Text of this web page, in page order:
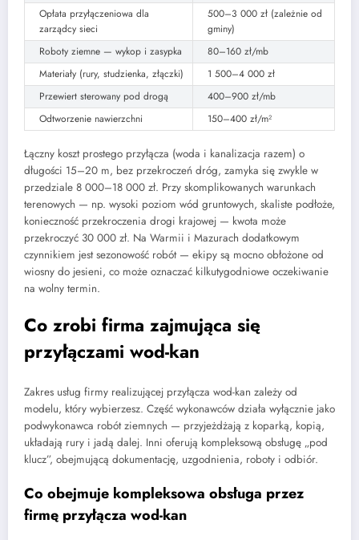
Opłata przyłączeniowa dla
zarządcy sieci
500–3 000 zł (zależnie od
gminy)
Roboty ziemne — wykop i zasypka
80–160 zł/mb
Materiały (rury, studzienka, złączki)
1 500–4 000 zł
Przewiert sterowany pod drogą
400–900 zł/mb
Odtworzenie nawierzchni
150–400 zł/m²
Łączny koszt prostego przyłącza (woda i kanalizacja razem) o
długości 15–20 m, bez przekroczeń dróg, zamyka się zwykle w
przedziale 8 000–18 000 zł. Przy skomplikowanych warunkach
terenowych — np. wysoki poziom wód gruntowych, skaliste podłoże,
konieczność przekroczenia drogi krajowej — kwota może
przekroczyć 30 000 zł. Na Warmii i Mazurach dodatkowym
czynnikiem jest sezonowość robót — ekipy są mocno obłożone od
wiosny do jesieni, co może oznaczać kilkutygodniowe oczekiwanie
na wolny termin.
Co zrobi firma zajmująca się
przyłączami wod-kan
Zakres usług firmy realizującej przyłącza wod-kan zależy od
modelu, który wybierzesz. Część wykonawców działa wyłącznie jako
podwykonawca robót ziemnych — przyjeżdżają z koparką, kopią,
układają rury i jadą dalej. Inni oferują kompleksową obsługę „pod
klucz”, obejmującą dokumentację, uzgodnienia, roboty i odbiór.
Co obejmuje kompleksowa obsługa przez
firmę przyłącza wod-kan